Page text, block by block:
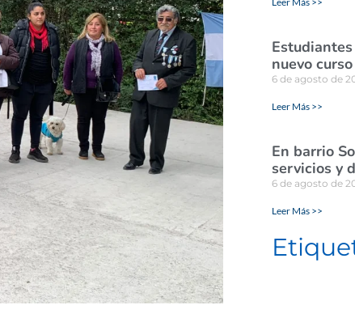
nuevo
6 de agosto de
Leer Más >>
En barrio
servicios y
6 de agosto de
Leer Más >>